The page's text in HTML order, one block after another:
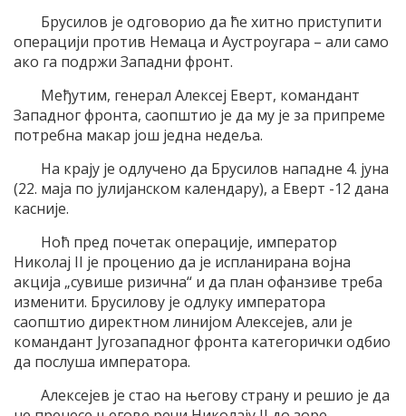
Брусилов је одговорио да ће хитно приступити
операцији против Немаца и Аустроугара – али само
ако га подржи Западни фронт.
Међутим, генерал Алексеј Еверт, командант
Западног фронта, саопштио је да му је за припреме
потребна макар још једна недеља.
На крају је одлучено да Брусилов нападне 4. јуна
(22. маја по јулијанском календару), а Еверт -12 дана
касније.
Ноћ пред почетак операције, император
Николај II је проценио да је испланирана војна
акција „сувише ризична“ и да план офанзиве треба
изменити. Брусилову је одлуку императора
саопштио директном линијом Алексејев, али је
командант Југозападног фронта категорички одбио
да послуша императора.
Алексејев је стао на његову страну и решио је да